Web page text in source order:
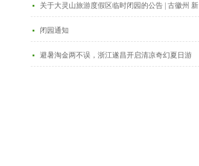
关于大灵山旅游度假区临时闭园的公告 | 古徽州 新
生活 | 皖美夏日
闭园通知
避暑淘金两不误，浙江遂昌开启清凉奇幻夏日游